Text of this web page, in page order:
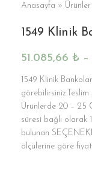
Anasayfa » Ürünler
1549 Klinik
51.085,66 ₺ –
1549 Klinik
Ürünlerde 20 – 25
süresi bağlı olarak
bulunan
ölçülerine göre